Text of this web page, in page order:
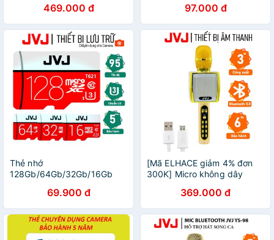
Tặng kèm cục sạc chính
hãng
469.000 đ
tốc độ cao - Bh 5 năm FREE
SHIP
97.000 đ
Thẻ nhớ
128Gb/64Gb/32Gb/16Gb
cho CAMERA,Điện thoại,Máy
ảnh
69.900 đ
[Mã ELHACE giảm 4% đơn
300K] Micro không dây
Mic YS 98 Bluetooth-Kết nối
điện thoại,tivi - BH 6T
369.000 đ